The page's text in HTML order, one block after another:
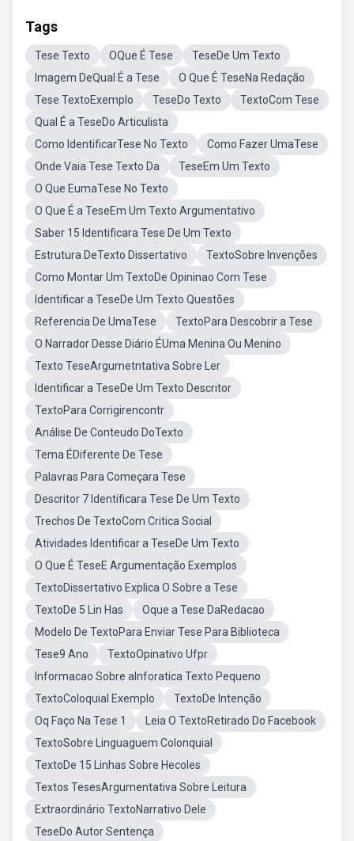
Tags
Tese Texto OQue É Tese
TeseDe Um Texto
Imagem DeQual É a Tese
O Que É TeseNa Redação
Tese TextoExemplo
TeseDo Texto
TextoCom Tese
Qual É a TeseDo Articulista
Como IdentificarTese No Texto
Como Fazer UmaTese
Onde Vaia Tese Texto Da
TeseEm Um Texto
O Que EumaTese No Texto
O Que É a TeseEm Um Texto Argumentativo
Saber 15 Identificara Tese De Um Texto
Estrutura DeTexto Dissertativo
TextoSobre Invenções
Como Montar Um TextoDe Opininao Com Tese
Identificar a TeseDe Um Texto Questões
Referencia De UmaTese
TextoPara Descobrir a Tese
O Narrador Desse Diário ÉUma Menina Ou Menino
Texto TeseArgumetntativa Sobre Ler
Identificar a TeseDe Um Texto Descritor
TextoPara Corrigirencontr
Análise De Conteudo DoTexto
Tema ÉDiferente De Tese
Palavras Para Começara Tese
Descritor 7 Identificara Tese De Um Texto
Trechos De TextoCom Critica Social
Atividades Identificar a TeseDe Um Texto
O Que É TeseE Argumentação Exemplos
TextoDissertativo Explica O Sobre a Tese
TextoDe 5 Lin Has
Oque a Tese DaRedacao
Modelo De TextoPara Enviar Tese Para Biblioteca
Tese9 Ano
TextoOpinativo Ufpr
Informacao Sobre aInforatica Texto Pequeno
TextoColoquial Exemplo
TextoDe Intenção
Oq Faço Na Tese 1
Leia O TextoRetirado Do Facebook
TextoSobre Linguaguem Colonquial
TextoDe 15 Linhas Sobre Hecoles
Textos TesesArgumentativa Sobre Leitura
Extraordinário TextoNarrativo Dele
TeseDo Autor Sentença